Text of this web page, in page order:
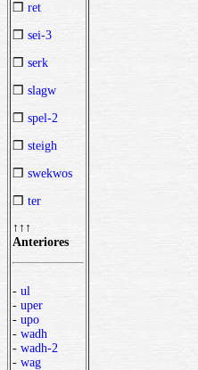
❒ ret
❒ sei-3
❒ serk
❒ slagw
❒ spel-2
❒ steigh
❒ swekwos
❒ ter
↑↑↑
Anteriores
- ul
- uper
- upo
- wadh
- wadh-2
- wag